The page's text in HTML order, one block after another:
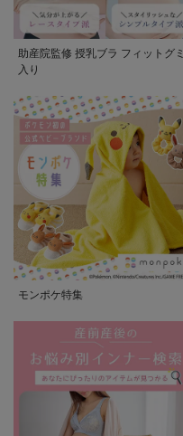
助産院監修 授乳ブラ フィットグミ
入り
モンポケ特集